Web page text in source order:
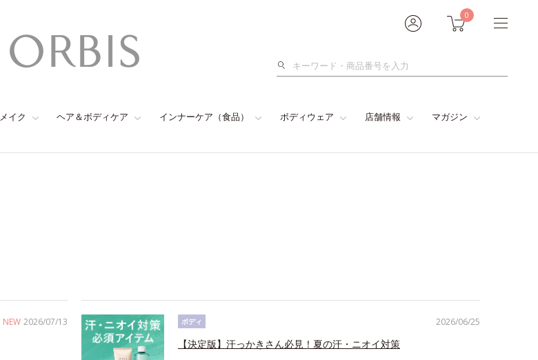
0
検
メイク ヘア＆ボディケア インナーケア（食品） ボディウェア 店舗情報 マガジン
NEW 2026/07/13 2026/06/25
ボディ
【決定版】汗っかきさん必見！夏の汗・ニオイ対策